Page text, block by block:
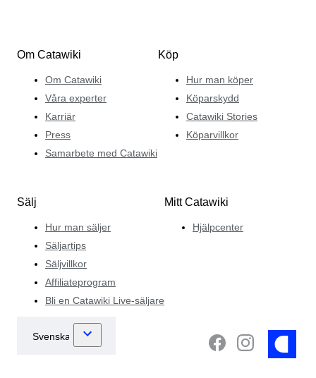
Om Catawiki
Om Catawiki
Våra experter
Karriär
Press
Samarbete med Catawiki
Köp
Hur man köper
Köparskydd
Catawiki Stories
Köparvillkor
Sälj
Hur man säljer
Säljartips
Säljvillkor
Affiliateprogram
Bli en Catawiki Live-säljare
Mitt Catawiki
Hjälpcenter